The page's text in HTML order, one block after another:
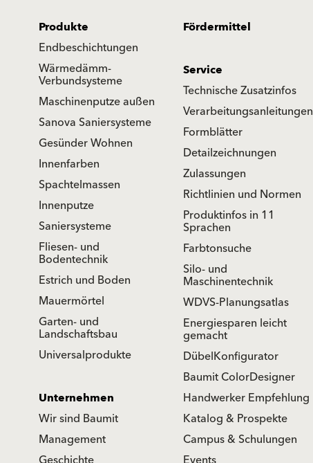
Produkte
Endbeschichtungen
Wärmedämm-
Verbundsysteme
Maschinenputze außen
Sanova Saniersysteme
Gesünder Wohnen
Innenfarben
Spachtelmassen
Innenputze
Saniersysteme
Fliesen- und
Bodentechnik
Estrich und Boden
Mauermörtel
Garten- und
Landschaftsbau
Universalprodukte
Fördermittel
Service
Technische Zusatzinfos
Verarbeitungsanleitungen
Formblätter
Detailzeichnungen
Zulassungen
Richtlinien und Normen
Produktinfos in 11
Sprachen
Farbtonsuche
Silo- und
Maschinentechnik
WDVS-Planungsatlas
Energiesparen leicht
gemacht
DübelKonfigurator
Baumit ColorDesigner
Handwerker Empfehlung
Katalog & Prospekte
Campus & Schulungen
Unternehmen
Wir sind Baumit
Management